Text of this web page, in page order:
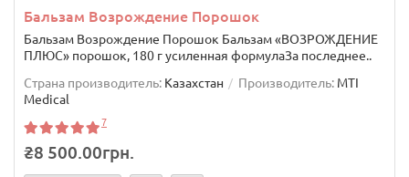
Бальзам Возрождение Порошок
Бальзам Возрождение Порошок Бальзам «ВОЗРОЖДЕНИЕ
ПЛЮС» порошок, 180 г усиленная формулаЗа последнее..
Страна производитель: Казахстан Производитель: MTI
Medical
7
₴8 500.00грн.